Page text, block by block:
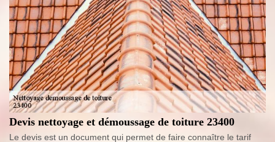
Devis nettoyage et démoussage de toiture 23400
Le devis est un document qui permet de faire connaître le tarif